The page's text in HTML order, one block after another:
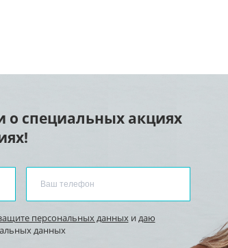
о специальных акциях
персональных данныхи даю
данных